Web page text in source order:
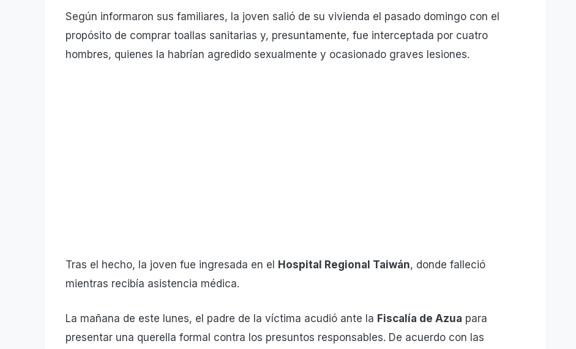
Según informaron sus familiares, la joven salió de su vivienda el pasado domingo con el
propósito de comprar toallas sanitarias y, presuntamente, fue interceptada por cuatro
hombres, quienes la habrían agredido sexualmente y ocasionado graves lesiones.
Tras el hecho, la joven fue ingresada en el Hospital Regional Taiwán, donde falleció
mientras recibía asistencia médica.
La mañana de este lunes, el padre de la víctima acudió ante la Fiscalía de Azua para
presentar una querella formal contra los presuntos responsables. De acuerdo con las